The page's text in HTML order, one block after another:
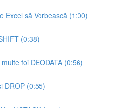
Excel să Vorbească (1:00)
(0:38)
foi DEODATA (0:56)
DROP (0:55)